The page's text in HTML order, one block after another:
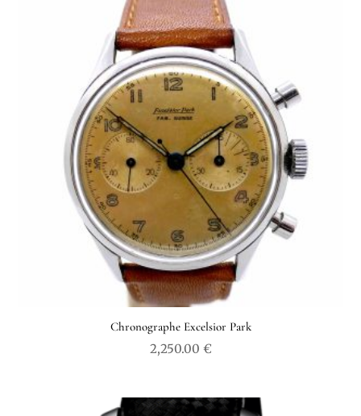
Chronographe Excelsior Park
2,250.00 €